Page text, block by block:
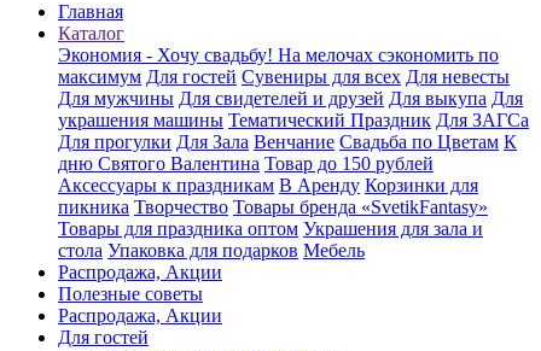
Главная
Каталог
Экономия - Хочу свадьбу! На мелочах сэкономить по
максимум Для гостей Сувениры для всех Для невесты
Для мужчины Для свидетелей и друзей Для выкупа Для
украшения машины Тематический Праздник Для ЗАГСа
Для прогулки Для Зала Венчание Свадьба по Цветам К
дню Святого Валентина Товар до 150 рублей
Аксессуары к праздникам В Аренду Корзинки для
пикника Творчество Товары бренда «SvetikFantasy»
Товары для праздника оптом Украшения для зала и
стола Упаковка для подарков Мебель
Распродажа, Акции
Полезные советы
Распродажа, Акции
Для гостей